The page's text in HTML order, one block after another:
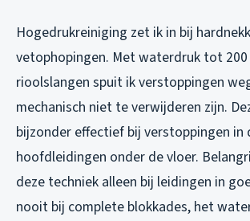
Hogedrukreiniging zet ik in bij
vetophopingen. Met waterdruk tot 200
rioolslangen spuit ik verstoppingen
mechanisch niet te verwijderen zijn.
bijzonder effectief bij verstoppingen in
hoofdleidingen onder de vloer.
deze techniek alleen bij leidingen in
nooit bij complete blokkades, het